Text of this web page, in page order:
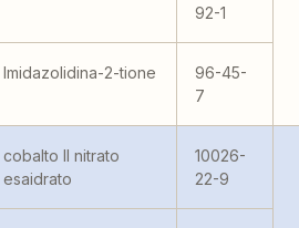
92-1
Imidazolidina-2-tione
96-45-
7
cobalto II nitrato
esaidrato
10026-
22-9